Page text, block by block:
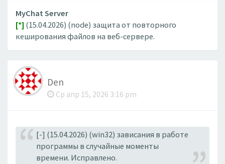
MyChat Server
[*] (15.04.2026) (node) защита от повторного
кеширования файлов на веб-сервере.
Den
Ср апр 15, 2026 3:16 pm
[-] (15.04.2026) (win32) зависания в работе
программы в случайные моменты
времени. Исправлено.